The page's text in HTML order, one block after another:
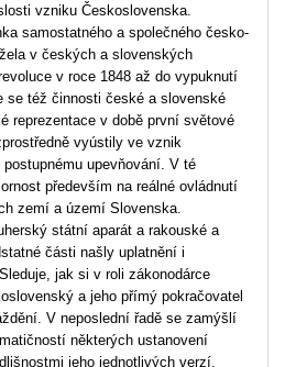
vzniku Československa.
samostatného a společného česko-
v českých a slovenských
v roce 1848 až do vypuknutí
se též činnosti české a slovenské
reprezentace v době první světové
vyústily ve vznik
upevňování. V té
především na reálné ovládnutí
zemí a území Slovenska.
státní aparát a rakouské a
části našly uplatnění i
jak si v roli zákonodárce
a jeho přímý pokračovatel
V neposlední řadě se zamýšlí
některých ustanovení
jeho jednotlivých verzí.